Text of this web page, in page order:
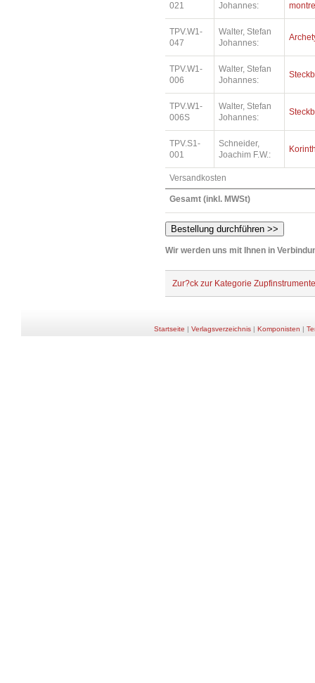
021
Johannes:
montre
TPV.W1-
047
Walter, Stefan
Johannes:
TPV.W1-
006
Walter, Stefan
Johannes:
TPV.W1-
006S
Walter, Stefan
Johannes:
TPV.S1-
001
Schneider,
Joachim F.W.:
Versandkosten
Gesamt (inkl. MWSt)
Wir werden uns mit Ihnen in
Zur?ck zur Kategorie Zupfinstrumente
Startseite | Verlagsverzeichnis| Komponisten |